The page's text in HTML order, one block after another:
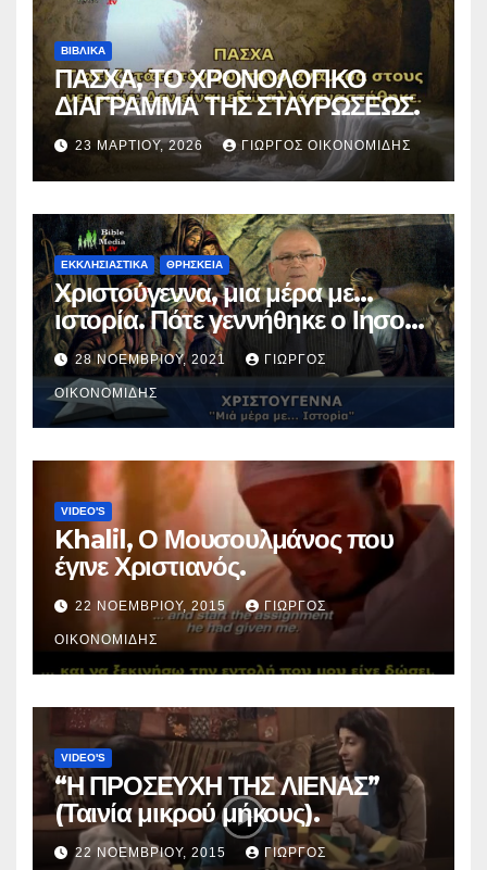
ΒΙΒΛΙΚΑ
ΠΑΣΧΑ, ΤΟ ΧΡΟΝΟΛΟΓΙΚΟ
ΔΙΑΓΡΑΜΜΑ ΤΗΣ ΣΤΑΥΡΩΣΕΩΣ.
23 ΜΑΡΤΊΟΥ, 2026 ΓΙΏΡΓΟΣ ΟΙΚΟΝΟΜΊΔΗΣ
ΕΚΚΛΗΣΙΑΣΤΙΚΑ ΘΡΗΣΚΕΙΑ
Χριστούγεννα, μια μέρα με…
ιστορία. Πότε γεννήθηκε ο Ιησούς
Χριστός; (Βίντεο).
28 ΝΟΕΜΒΡΊΟΥ, 2021 ΓΙΏΡΓΟΣ
ΟΙΚΟΝΟΜΊΔΗΣ
VIDEO'S
Khalil, Ο Μουσουλμάνος που
έγινε Χριστιανός.
22 ΝΟΕΜΒΡΊΟΥ, 2015 ΓΙΏΡΓΟΣ
ΟΙΚΟΝΟΜΊΔΗΣ
VIDEO'S
“Η ΠΡΟΣΕΥΧΗ ΤΗΣ ΛΙΕΝΑΣ”
(Ταινία μικρού μήκους).
22 ΝΟΕΜΒΡΊΟΥ, 2015 ΓΙΏΡΓΟΣ